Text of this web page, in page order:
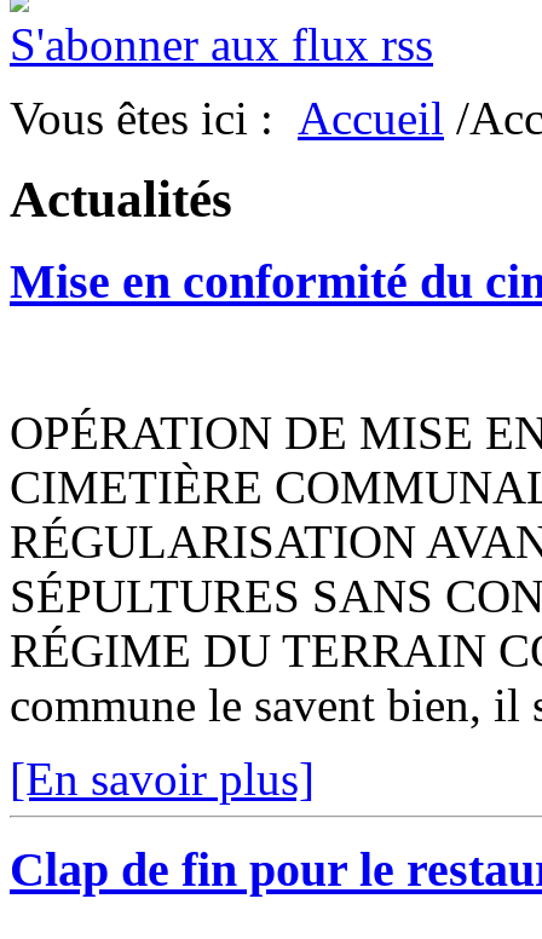
S'abonner aux flux rss
Vous êtes ici : Accueil /
Actualités
Mise en conformité du
OPÉRATION DE MISE
CIMETIÈRE
RÉGULARISATION
SÉPULTURES SANS
RÉGIME DU TERRAIN
commune le savent bien, il
[En savoir plus]
Clap de fin pour le